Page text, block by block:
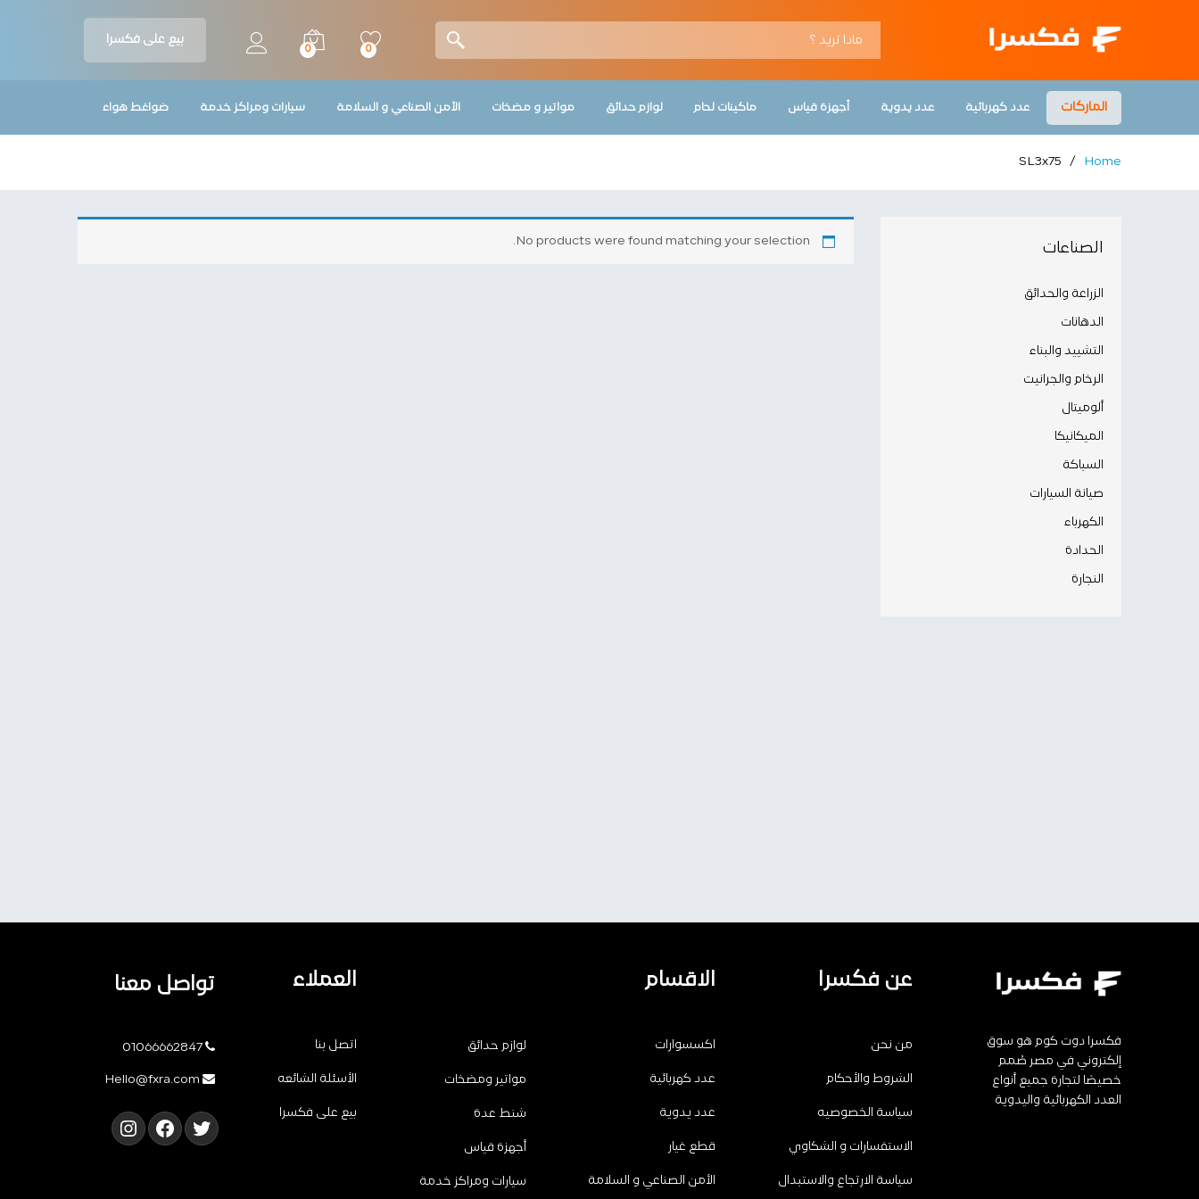
0
0
بيع على فكسرا
الماركات عدد كهربائية عدد يدوية أجهزة قياس ماكينات لحام لوازم حدائق مواتير و مضخات الأمن الصناعي و السلامة سيارات ومراكز خدمة ضواغط هواء
Home
/
SL3x75
No products were found matching your selection. الصناعات
الزراعة والحدائق
الدهانات
التشييد والبناء
الرخام والجرانيت
ألوميتال
الميكانيكا
السباكة
صيانة السيارات
الكهرباء
الحدادة
النجارة
فكسرا دوت كوم هو سوق
إلكتروني في مصر صُمم
خصيصًا لتجارة جميع أنواع
العدد الكهربائية واليدوية
عن فكسرا
من نحن
الشروط والأحكام
سياسة الخصوصيه
الاستفسارات و الشكاوي
سياسة الارتجاع والاستبدال
الاقسام
اكسسوارات
عدد كهربائية
عدد يدوية
قطع غيار
الأمن الصناعي و السلامة
لوازم حدائق
مواتير ومضخات
شنط عدة
أجهزة قياس
سيارات ومراكز خدمة
العملاء
اتصل بنا
الأسئلة الشائعه
بيع على فكسرا
تواصل معنا
01066662847
Hello@fxra.com
تويترفيسبوكإنستجرام